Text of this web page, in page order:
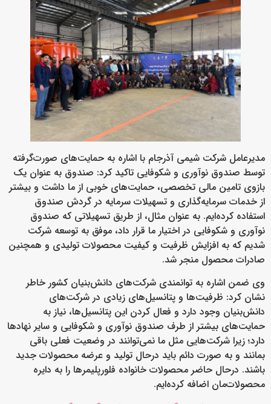
مدیرعامل شرکت شیمی آذرجام با اشاره به حمایت‌های صورت‌گرفته
توسط صندوق نوآوری و شکوفایی تاکید کرد: صندوق به عنوان یک
بازوی تامین مالی تخصصی، حمایت‌های خوبی از ما داشت و بیشتر
از خدمات سرمایه‌گذاری و تسهیلات سرمایه در گردش صندوق
استفاده کرده‌ایم. به عنوان مثال، از طریق تسهیلاتی که صندوق
نوآوری و شکوفایی در اختیار ما قرار داد، موفق به توسعه شرکت
شدیم که به افزایش ظرفیت و کیفیت محصولات تولیدی و همچنین
صادرات محصول منجر شد.
وی ضمن اشاره به توانمندی شرکت‌های دانش‌بنیان کشور خاطر
نشان کرد: ظرفیت‌ها و پتانسیل‌های زیادی در شرکت‌های
دانش‌بنیان وجود دارد و فعال کردن این پتانسیل‌ها، نیاز به
حمایت‌های بیشتر از طرف صندوق نوآوری و شکوفایی و سایر نهادها
دارد؛ زیرا شرکت‌هایی مثل ما نمی‌توانند در وضعیت فعلی باقی
بمانند و به صورت دائم باید درحال تولید و عرضه محصولات جدید
باشند. درحال حاضر محصولات خانواده فلورپلیمرها را به دایره
محصولات‌مان اضافه کرده‌ایم.